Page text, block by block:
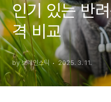
인기 있는 반
격 비교
by 브레인스틱 2025. 3. 11.